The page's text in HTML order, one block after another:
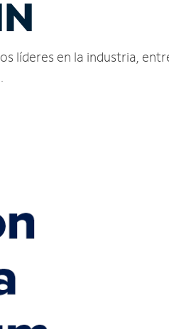
líderes en la industria,